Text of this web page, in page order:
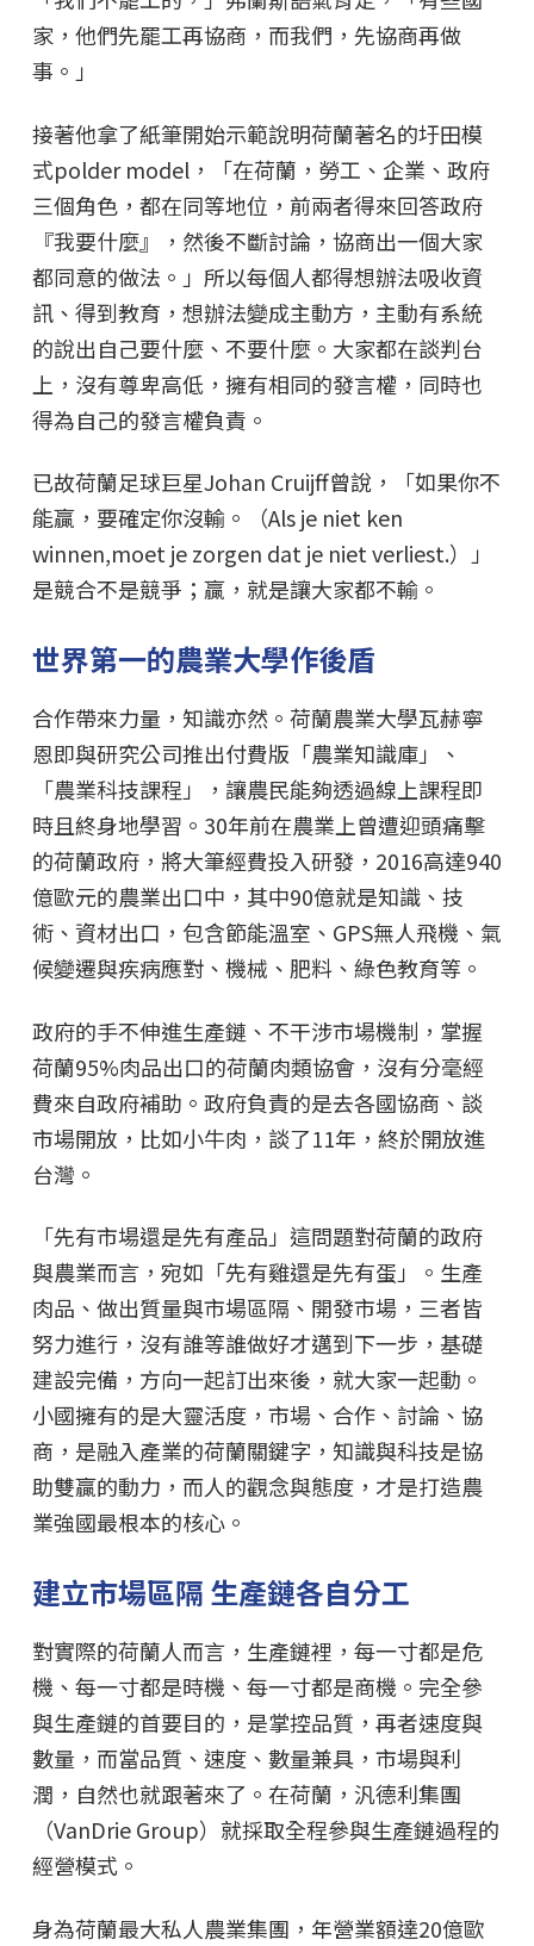
家，他們先罷工再協商，而我們，先協商再做
事。」
接著他拿了紙筆開始示範說明荷蘭著名的圩田模
式polder model，「在荷蘭，勞工、企業、政府
三個角色，都在同等地位，前兩者得來回答政府
『我要什麼』，然後不斷討論，協商出一個大家
都同意的做法。」所以每個人都得想辦法吸收資
訊、得到教育，想辦法變成主動方，主動有系統
的說出自己要什麼、不要什麼。大家都在談判台
上，沒有尊卑高低，擁有相同的發言權，同時也
得為自己的發言權負責。
已故荷蘭足球巨星Johan Cruijff曾說，「如果你不
能贏，要確定你沒輸。（Als je niet ken
winnen,moet je zorgen dat je niet verliest.）」
是競合不是競爭；贏，就是讓大家都不輸。
世界第一的農業大學作後盾
合作帶來力量，知識亦然。荷蘭農業大學瓦赫寧
恩即與研究公司推出付費版「農業知識庫」、
「農業科技課程」，讓農民能夠透過線上課程即
時且終身地學習。30年前在農業上曾遭迎頭痛擊
的荷蘭政府，將大筆經費投入研發，2016高達940
億歐元的農業出口中，其中90億就是知識、技
術、資材出口，包含節能溫室、GPS無人飛機、氣
候變遷與疾病應對、機械、肥料、綠色教育等。
政府的手不伸進生產鏈、不干涉市場機制，掌握
荷蘭95%肉品出口的荷蘭肉類協會，沒有分毫經
費來自政府補助。政府負責的是去各國協商、談
市場開放，比如小牛肉，談了11年，終於開放進
台灣。
「先有市場還是先有產品」這問題對荷蘭的政府
與農業而言，宛如「先有雞還是先有蛋」。生產
肉品、做出質量與市場區隔、開發市場，三者皆
努力進行，沒有誰等誰做好才邁到下一步，基礎
建設完備，方向一起訂出來後，就大家一起動。
小國擁有的是大靈活度，市場、合作、討論、協
商，是融入產業的荷蘭關鍵字，知識與科技是協
助雙贏的動力，而人的觀念與態度，才是打造農
業強國最根本的核心。
建立市場區隔 生產鏈各自分工
對實際的荷蘭人而言，生產鏈裡，每一寸都是危
機、每一寸都是時機、每一寸都是商機。完全參
與生產鏈的首要目的，是掌控品質，再者速度與
數量，而當品質、速度、數量兼具，市場與利
潤，自然也就跟著來了。在荷蘭，汎德利集團
（VanDrie Group）就採取全程參與生產鏈過程的
經營模式。
身為荷蘭最大私人農業集團，年營業額達20億歐